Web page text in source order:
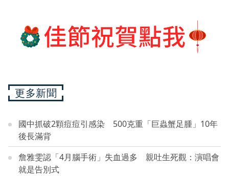
更多新聞
國中抓破2顆痘痘引感染 500克重「巨蟲蟹足腫」10年
後長滿背
詹雅雯認「4月腦手術」失血過多 親吐生死觀：演唱會
就是告別式